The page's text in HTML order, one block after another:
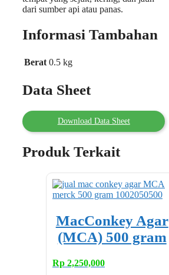
dari sumber api atau panas.
Informasi Tambahan
Berat 0.5 kg
Data Sheet
Download Data Sheet
Produk Terkait
MacConkey Agar
(MCA) 500 gram
Rp 2,250,000